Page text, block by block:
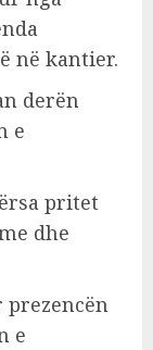
në kantier.
derën
e
pritet
dhe
prezencën
e